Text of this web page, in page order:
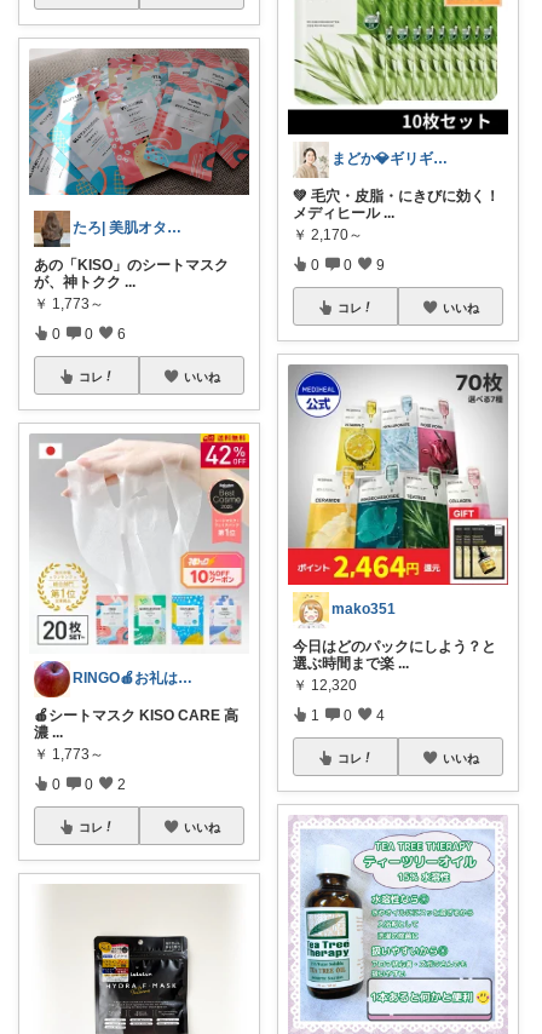
たろ| 美肌オタクの愛用品
あの「KISO」のシートマスク
が、神トクク ...
￥ 1,773～
0 0 6
コレ いいね
RINGO🍎お礼はプロフ🍎
🍎シートマスク KISO CARE 高
濃 ...
￥ 1,773～
0 0 2
コレ いいね
まどか💎ギリギリアラサーOL
💚 毛穴・皮脂・にきびに効く！
メディヒール ...
￥ 2,170～
0 0 9
コレ いいね
mako351
今日はどのパックにしよう？と
選ぶ時間まで楽 ...
￥ 12,320
1 0 4
コレ いいね